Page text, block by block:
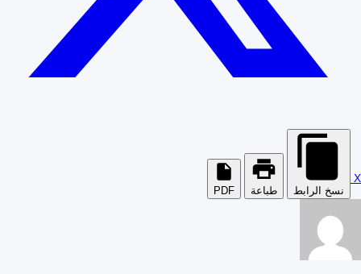
X
نسخ الرابط طباعة PDF